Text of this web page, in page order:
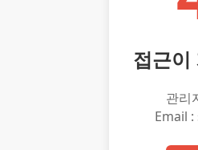
접근이
관리
Email